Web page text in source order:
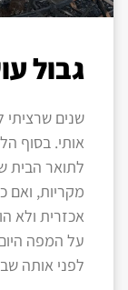
גבול
שנים
אותי. בסוף
לתואר הבית
מקריות, ואם
אכזרית ולא
על המפה
לפני אותה